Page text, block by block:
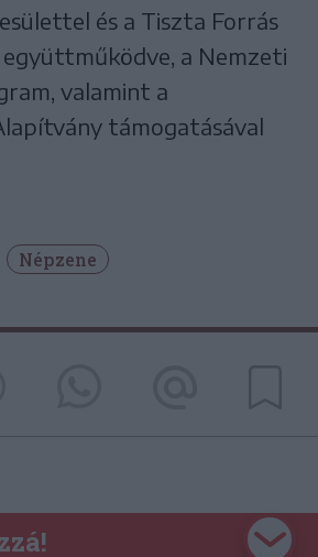
és a Tiszta Forrás
a Nemzeti
valamint a
támogatásával
Népzene